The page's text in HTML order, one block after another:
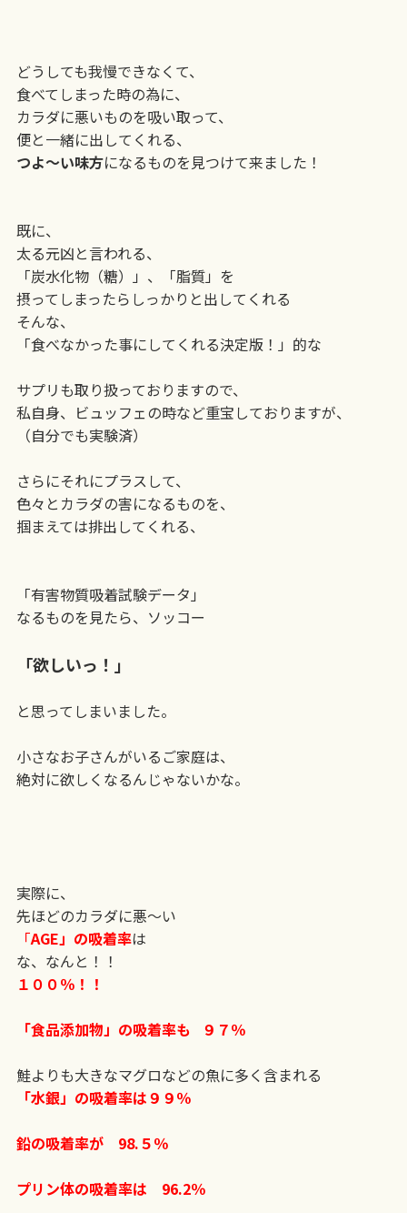
どうしても我慢できなくて、
食べてしまった時の為に、
カラダに悪いものを吸い取って、
便と一緒に出してくれる、
つよ〜い味方になるものを見つけて来ました！
既に、
太る元凶と言われる、
「炭水化物（糖）」、「脂質」を
摂ってしまったらしっかりと出してくれる
そんな、
「食べなかった事にしてくれる決定版！」的な
サプリも取り扱っておりますので、
私自身、ビュッフェの時など重宝しておりますが、
（自分でも実験済）
さらにそれにプラスして、
色々とカラダの害になるものを、
掴まえては排出してくれる、
「有害物質吸着試験データ」
なるものを見たら、ソッコー
「欲しいっ！」
と思ってしまいました。
小さなお子さんがいるご家庭は、
絶対に欲しくなるんじゃないかな。
実際に、
先ほどのカラダに悪〜い
「AGE」の吸着率は
な、なんと！！
１００％！！
「食品添加物」の吸着率も ９７％
鮭よりも大きなマグロなどの魚に多く含まれる
「水銀」の吸着率は９９％
鉛の吸着率が 98.５％
プリン体の吸着率は 96.2％